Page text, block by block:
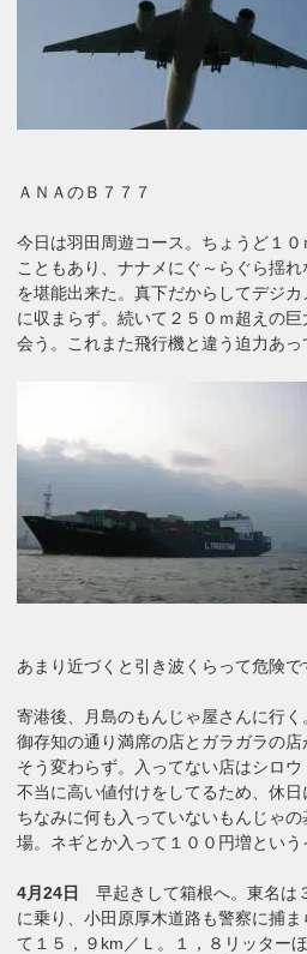
ＡＮＡのＢ７７７
今日は羽田周遊コース。ちょうど１
こともあり、ナナメにぐ～らぐら揺
を堪能出来た。真下だからしてデジ
に収まらず。続いて２５０ｍ超えの
会う。これまた飛行機と違う迫力あっ
あまり近づくと引き波くらって危険で
寄港後、月島のもんじゃ屋さんに行
御存知の通り満席の店とガラガラの
そう変わらず。入ってない店はシロウ
不当に高い値付けをしてるため、休日
ちなみに何も入っていないもんじゃ
場。ネギとか入って１００円増という
4月24日
早起きして箱根へ。東名は
に乗り、小田原厚木道路も警察に捕
て１５，９km／Ｌ。１，８リッター